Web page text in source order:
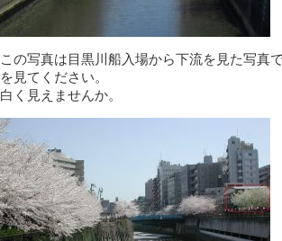
この写真は目黒川船入場から下流を見た写真
を見てください。
白く見えませんか。